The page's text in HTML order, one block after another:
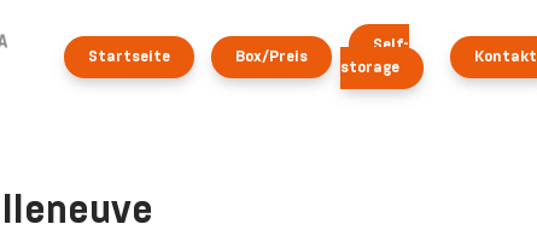
Startseite Box/Preis
Self-
storage
Kontakt